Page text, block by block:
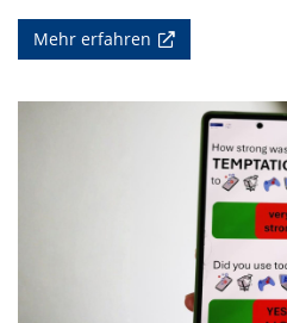
Mehr erfahren